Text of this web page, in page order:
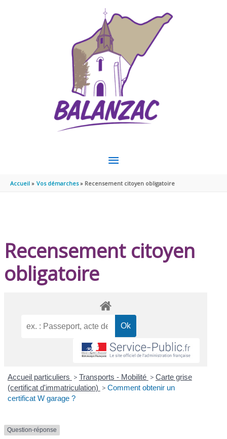
MENU
PRINCIPAL
Accueil Vos démarches Recensement citoyen obligatoire
Recensement citoyen
obligatoire
Accueil particuliers > Transports - Mobilité > Carte grise
(certificat d'immatriculation) > Comment obtenir un
certificat W garage ?
Question-réponse